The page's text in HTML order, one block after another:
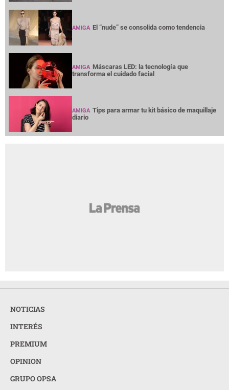
AMIGA El “nude” se consolida como tendencia
AMIGA Máscaras LED: la tecnología que
transforma el cuidado facial
AMIGA Tips para armar tu kit básico de maquillaje
diario
NOTICIAS
INTERÉS
PREMIUM
OPINION
GRUPO OPSA